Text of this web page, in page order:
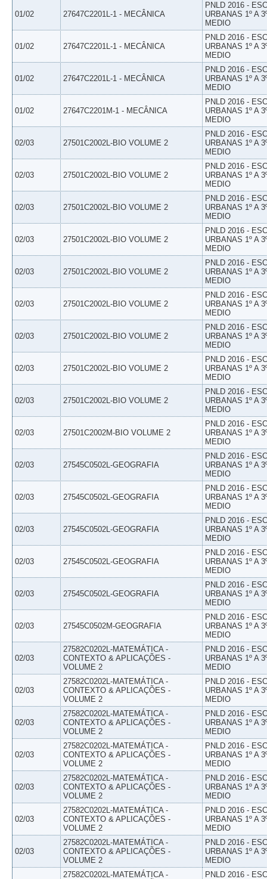
01/02 27647C2201L-1 - MECÂNICA
PNLD 2016 -
URBANAS 1º A
MEDIO
01/02 27647C2201L-1 - MECÂNICA
PNLD 2016 -
URBANAS 1º A
MEDIO
01/02 27647C2201L-1 - MECÂNICA
PNLD 2016 -
URBANAS 1º A
MEDIO
01/02 27647C2201M-1 - MECÂNICA
PNLD 2016 -
URBANAS 1º A
MEDIO
02/03 27501C2002L-BIO VOLUME 2
PNLD 2016 -
URBANAS 1º A
MEDIO
02/03 27501C2002L-BIO VOLUME 2
PNLD 2016 -
URBANAS 1º A
MEDIO
02/03 27501C2002L-BIO VOLUME 2
PNLD 2016 -
URBANAS 1º A
MEDIO
02/03 27501C2002L-BIO VOLUME 2
PNLD 2016 -
URBANAS 1º A
MEDIO
02/03 27501C2002L-BIO VOLUME 2
PNLD 2016 -
URBANAS 1º A
MEDIO
02/03 27501C2002L-BIO VOLUME 2
PNLD 2016 -
URBANAS 1º A
MEDIO
02/03 27501C2002L-BIO VOLUME 2
PNLD 2016 -
URBANAS 1º A
MEDIO
02/03 27501C2002L-BIO VOLUME 2
PNLD 2016 -
URBANAS 1º A
MEDIO
02/03 27501C2002L-BIO VOLUME 2
PNLD 2016 -
URBANAS 1º A
MEDIO
02/03 27501C2002M-BIO VOLUME 2
PNLD 2016 -
URBANAS 1º A
MEDIO
02/03 27545C0502L-GEOGRAFIA
PNLD 2016 -
URBANAS 1º A
MEDIO
02/03 27545C0502L-GEOGRAFIA
PNLD 2016 -
URBANAS 1º A
MEDIO
02/03 27545C0502L-GEOGRAFIA
PNLD 2016 -
URBANAS 1º A
MEDIO
02/03 27545C0502L-GEOGRAFIA
PNLD 2016 -
URBANAS 1º A
MEDIO
02/03 27545C0502L-GEOGRAFIA
PNLD 2016 -
URBANAS 1º A
MEDIO
02/03 27545C0502M-GEOGRAFIA
PNLD 2016 -
URBANAS 1º A
MEDIO
02/03
27582C0202L-MATEMÁTICA -
CONTEXTO & APLICAÇÕES -
VOLUME 2
PNLD 2016 -
URBANAS 1º A
MEDIO
02/03
27582C0202L-MATEMÁTICA -
CONTEXTO & APLICAÇÕES -
VOLUME 2
PNLD 2016 -
URBANAS 1º A
MEDIO
02/03
27582C0202L-MATEMÁTICA -
CONTEXTO & APLICAÇÕES -
VOLUME 2
PNLD 2016 -
URBANAS 1º A
MEDIO
02/03
27582C0202L-MATEMÁTICA -
CONTEXTO & APLICAÇÕES -
VOLUME 2
PNLD 2016 -
URBANAS 1º A
MEDIO
02/03
27582C0202L-MATEMÁTICA -
CONTEXTO & APLICAÇÕES -
VOLUME 2
PNLD 2016 -
URBANAS 1º A
MEDIO
02/03
27582C0202L-MATEMÁTICA -
CONTEXTO & APLICAÇÕES -
VOLUME 2
PNLD 2016 -
URBANAS 1º A
MEDIO
02/03
27582C0202L-MATEMÁTICA -
CONTEXTO & APLICAÇÕES -
VOLUME 2
PNLD 2016 -
URBANAS 1º A
MEDIO
27582C0202L-MATEMÁTICA -
PNLD 2016 -